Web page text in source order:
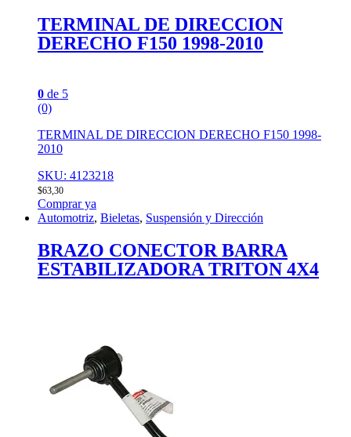
TERMINAL DE DIRECCION
DERECHO F150 1998-2010
0 de 5
(0)
TERMINAL DE DIRECCION DERECHO F150 1998-
2010
SKU: 4123218
$63,30
Comprar ya
Automotriz, Bieletas, Suspensión y Dirección
BRAZO CONECTOR BARRA
ESTABILIZADORA TRITON 4X4